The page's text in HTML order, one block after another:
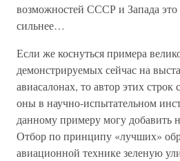
возможностей СССР и Запада это
сильнее…
Если же коснуться примера
демонстрируемых сейчас на
авиасалонах, то автор этих
оны в научно-испытательном
данному примеру могу добавить
Отбор по принципу «лучших»
авиационной технике зеленую